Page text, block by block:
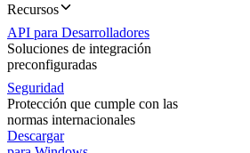
Recursos
API para Desarrolladores
Soluciones de integración
preconfiguradas
Seguridad
Protección que cumple con las
normas internacionales
Descargar